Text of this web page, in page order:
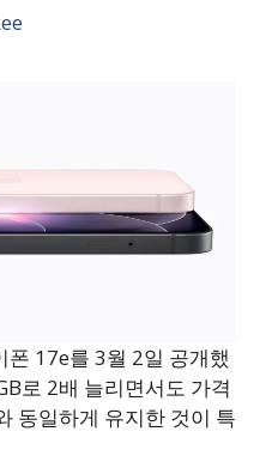
17e를 3월 2일 공개했
로 2배 늘리면서도 가격
동일하게 유지한 것이 특